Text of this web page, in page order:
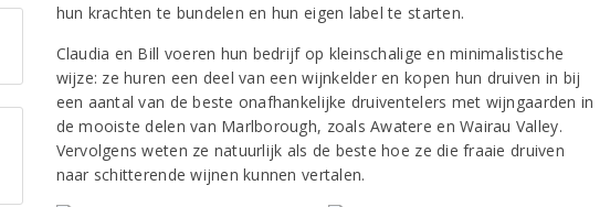
hun krachten te bundelen en hun eigen label te starten.
Claudia en Bill voeren hun bedrijf op kleinschalige en minimalistische
wijze: ze huren een deel van een wijnkelder en kopen hun druiven in bij
een aantal van de beste onafhankelijke druiventelers met wijngaarden in
de mooiste delen van Marlborough, zoals Awatere en Wairau Valley.
Vervolgens weten ze natuurlijk als de beste hoe ze die fraaie druiven
naar schitterende wijnen kunnen vertalen.